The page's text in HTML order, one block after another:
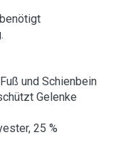
und Schienbein
Gelenke
25 %